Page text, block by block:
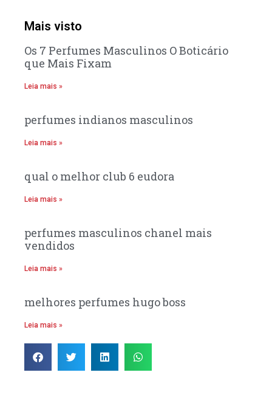
Mais visto
Os 7 Perfumes Masculinos O Boticário
que Mais Fixam
Leia mais »
perfumes indianos masculinos
Leia mais »
qual o melhor club 6 eudora
Leia mais »
perfumes masculinos chanel mais
vendidos
Leia mais »
melhores perfumes hugo boss
Leia mais »